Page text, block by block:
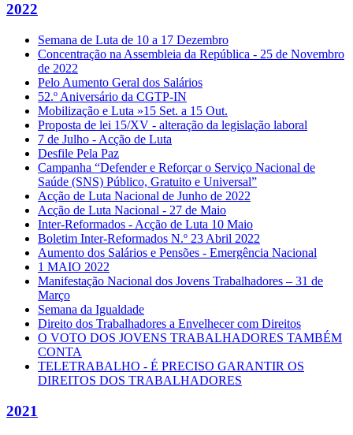
2022
Semana de Luta de 10 a 17 Dezembro
Concentração na Assembleia da República - 25 de Novembro
de 2022
Pelo Aumento Geral dos Salários
52.º Aniversário da CGTP-IN
Mobilização e Luta »15 Set. a 15 Out.
Proposta de lei 15/XV - alteração da legislação laboral
7 de Julho - Acção de Luta
Desfile Pela Paz
Campanha “Defender e Reforçar o Serviço Nacional de
Saúde (SNS) Público, Gratuito e Universal”
Acção de Luta Nacional de Junho de 2022
Acção de Luta Nacional - 27 de Maio
Inter-Reformados - Acção de Luta 10 Maio
Boletim Inter-Reformados N.º 23 Abril 2022
Aumento dos Salários e Pensões - Emergência Nacional
1 MAIO 2022
Manifestação Nacional dos Jovens Trabalhadores – 31 de
Março
Semana da Igualdade
Direito dos Trabalhadores a Envelhecer com Direitos
O VOTO DOS JOVENS TRABALHADORES TAMBÉM
CONTA
TELETRABALHO - É PRECISO GARANTIR OS
DIREITOS DOS TRABALHADORES
2021